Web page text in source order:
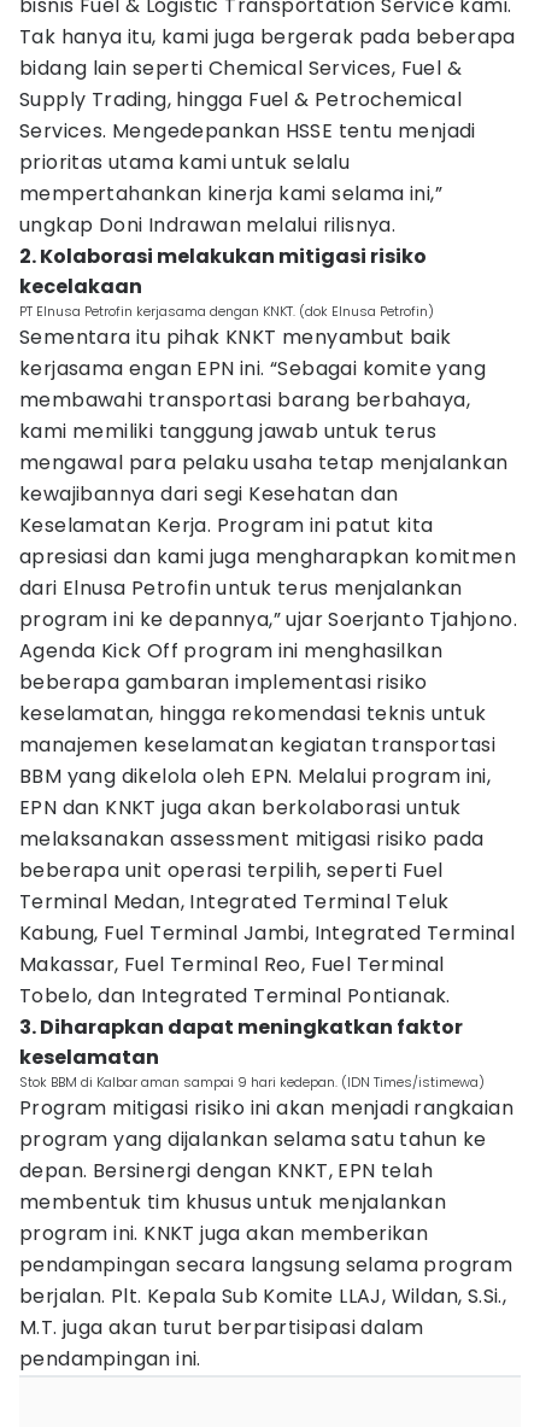
Tak hanya itu, kami juga bergerak pada beberapa
bidang lain seperti Chemical Services, Fuel &
Supply Trading, hingga Fuel & Petrochemical
Services. Mengedepankan HSSE tentu menjadi
prioritas utama kami untuk selalu
mempertahankan kinerja kami selama ini,”
ungkap Doni Indrawan melalui rilisnya.
2. Kolaborasi melakukan mitigasi risiko
kecelakaan
PT Elnusa Petrofin kerjasama dengan KNKT. (dok Elnusa Petrofin)
Sementara itu pihak KNKT menyambut baik
kerjasama engan EPN ini. “Sebagai komite yang
membawahi transportasi barang berbahaya,
kami memiliki tanggung jawab untuk terus
mengawal para pelaku usaha tetap menjalankan
kewajibannya dari segi Kesehatan dan
Keselamatan Kerja. Program ini patut kita
apresiasi dan kami juga mengharapkan komitmen
dari Elnusa Petrofin untuk terus menjalankan
program ini ke depannya,” ujar Soerjanto Tjahjono.
Agenda Kick Off program ini menghasilkan
beberapa gambaran implementasi risiko
keselamatan, hingga rekomendasi teknis untuk
manajemen keselamatan kegiatan transportasi
BBM yang dikelola oleh EPN. Melalui program ini,
EPN dan KNKT juga akan berkolaborasi untuk
melaksanakan assessment mitigasi risiko pada
beberapa unit operasi terpilih, seperti Fuel
Terminal Medan, Integrated Terminal Teluk
Kabung, Fuel Terminal Jambi, Integrated Terminal
Makassar, Fuel Terminal Reo, Fuel Terminal
Tobelo, dan Integrated Terminal Pontianak.
3. Diharapkan dapat meningkatkan faktor
keselamatan
Stok BBM di Kalbar aman sampai 9 hari kedepan. (IDN Times/istimewa)
Program mitigasi risiko ini akan menjadi rangkaian
program yang dijalankan selama satu tahun ke
depan. Bersinergi dengan KNKT, EPN telah
membentuk tim khusus untuk menjalankan
program ini. KNKT juga akan memberikan
pendampingan secara langsung selama program
berjalan. Plt. Kepala Sub Komite LLAJ, Wildan, S.Si.,
M.T. juga akan turut berpartisipasi dalam
pendampingan ini.